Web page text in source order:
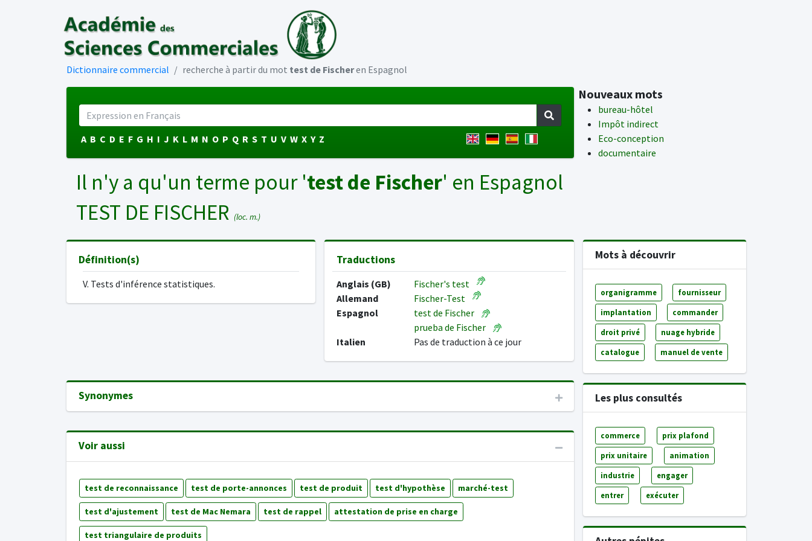
Dictionnaire commercial recherche à partir du mot test de Fischeren Espagnol
A B C D E F G H I J K L M N O P Q R S T U V W X Y Z
Nouveaux mots
bureau-hôtel
Impôt indirect
Eco-conception
documentaire
Il n'y a qu'un terme pour 'test de Fischer' en Espagnol
TEST DE FISCHER (loc. m.)
Définition(s)
V. Tests d'inférence statistiques.
Traductions
Anglais (GB)
Fischer's test
Allemand
Fischer-Test
Espagnol
test de Fischer
prueba de Fischer
Italien
Pas de traduction à ce jour
Synonymes
Voir aussi
test de reconnaissance test de porte-annonces test de produit test d'hypothèse marché-test
test d'ajustement test de Mac Nemara test de rappel attestation de prise en charge
test triangulaire de produits
Mots à découvrir
organigramme fournisseur
implantation commander
droit privé nuage hybride
catalogue manuel de vente
Les plus consultés
commerce prix plafond
prix unitaire animation
industrie engager
entrer exécuter